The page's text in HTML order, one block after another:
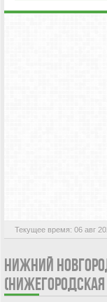
РЕГИСТРАЦИЯ
Текущее время: 06 авг
НИЖНИЙ